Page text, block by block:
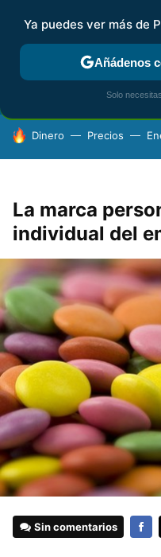
FISCALIDAD Y
HOY SE HABLA DE
Dinero Precios
La marca
individual del
Sin comentarios
Ya puedes ver más de
Añádenos
Solo